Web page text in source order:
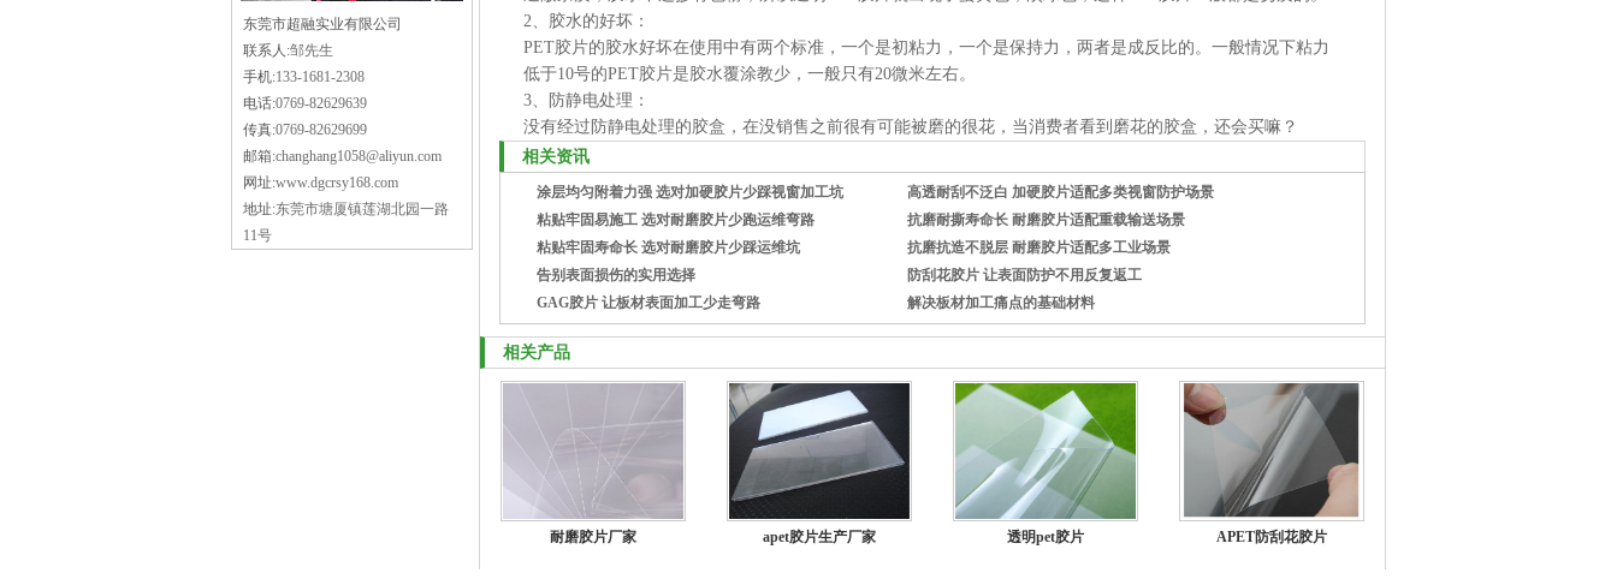
东莞市超融实业有限公司
联系人:邹先生
手机:133-1681-2308
电话:0769-82629639
传真:0769-82629699
邮箱:changhang1058@aliyun.com
网址:www.dgcrsy168.com
地址:东莞市塘厦镇莲湖北园一路
11号
2、胶水的好坏：
PET胶片的胶水好坏在使用中有两个标准，一个是初粘力，一个是保持力，两者是成反比的。一般情况下粘力
低于10号的PET胶片是胶水覆涂教少，一般只有20微米左右。
3、防静电处理：
没有经过防静电处理的胶盒，在没销售之前很有可能被磨的很花，当消费者看到磨花的胶盒，还会买嘛？
相关资讯
涂层均匀附着力强 选对加硬胶片少踩视窗加工坑
高透耐刮不泛白 加硬胶片适配多类视窗防护场景
粘贴牢固易施工 选对耐磨胶片少跑运维弯路
抗磨耐撕寿命长 耐磨胶片适配重载输送场景
粘贴牢固寿命长 选对耐磨胶片少踩运维坑
抗磨抗造不脱层 耐磨胶片适配多工业场景
告别表面损伤的实用选择
防刮花胶片 让表面防护不用反复返工
GAG胶片 让板材表面加工少走弯路
解决板材加工痛点的基础材料
相关产品
耐磨胶片厂家 apet胶片生产厂家 透明pet胶片 APET防刮花胶片